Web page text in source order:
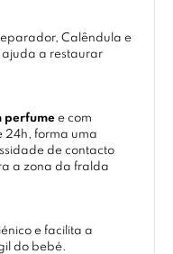
Calêndula e
a restaurar
perfume e com
24h, forma uma
de contacto
a zona da fralda
e facilita a
do bebé.